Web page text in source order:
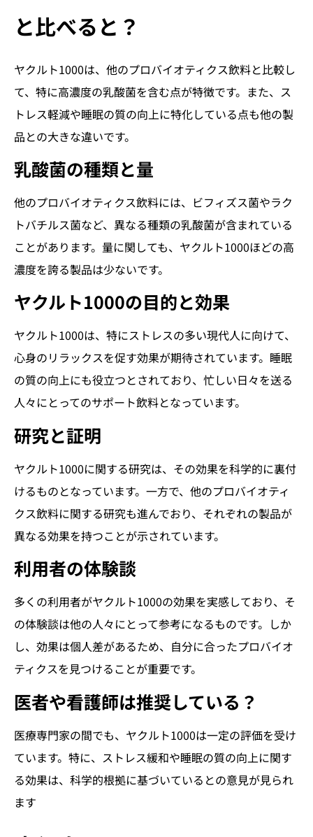
と比べると？
ヤクルト1000は、他のプロバイオティクス飲料と比較し
て、特に高濃度の乳酸菌を含む点が特徴です。また、ス
トレス軽減や睡眠の質の向上に特化している点も他の製
品との大きな違いです。
乳酸菌の種類と量
他のプロバイオティクス飲料には、ビフィズス菌やラク
トバチルス菌など、異なる種類の乳酸菌が含まれている
ことがあります。量に関しても、ヤクルト1000ほどの高
濃度を誇る製品は少ないです。
ヤクルト1000の目的と効果
ヤクルト1000は、特にストレスの多い現代人に向けて、
心身のリラックスを促す効果が期待されています。睡眠
の質の向上にも役立つとされており、忙しい日々を送る
人々にとってのサポート飲料となっています。
研究と証明
ヤクルト1000に関する研究は、その効果を科学的に裏付
けるものとなっています。一方で、他のプロバイオティ
クス飲料に関する研究も進んでおり、それぞれの製品が
異なる効果を持つことが示されています。
利用者の体験談
多くの利用者がヤクルト1000の効果を実感しており、そ
の体験談は他の人々にとって参考になるものです。しか
し、効果は個人差があるため、自分に合ったプロバイオ
ティクスを見つけることが重要です。
医者や看護師は推奨している？
医療専門家の間でも、ヤクルト1000は一定の評価を受け
ています。特に、ストレス緩和や睡眠の質の向上に関す
る効果は、科学的根拠に基づいているとの意見が見られ
ます